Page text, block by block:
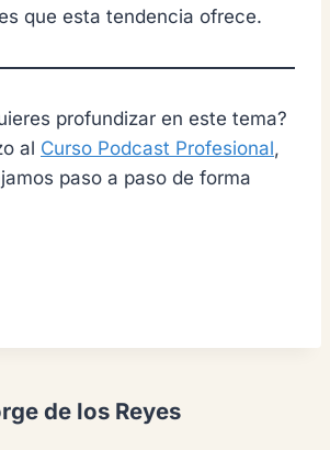
que esta tendencia ofrece.
profundizar en este tema?
al Curso Podcast Profesional,
paso a paso de forma
de los Reyes